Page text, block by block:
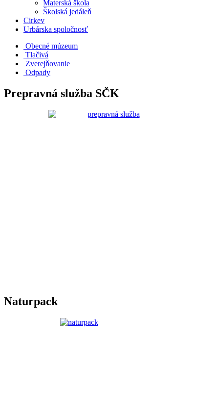
Materská škola
Školská jedáleň
Cirkev
Urbárska spoločnosť
Obecné múzeum
Tlačivá
Zverejňovanie
Odpady
Prepravná služba SČK
Naturpack